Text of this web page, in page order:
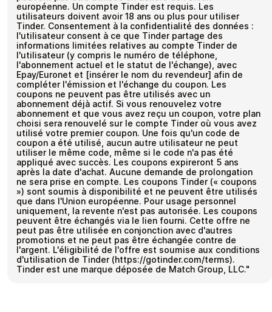
européenne. Un compte Tinder est requis. Les
utilisateurs doivent avoir 18 ans ou plus pour utiliser
Tinder. Consentement à la confidentialité des données :
l'utilisateur consent à ce que Tinder partage des
informations limitées relatives au compte Tinder de
l'utilisateur (y compris le numéro de téléphone,
l'abonnement actuel et le statut de l'échange), avec
Epay/Euronet et [insérer le nom du revendeur] afin de
compléter l'émission et l'échange du coupon. Les
coupons ne peuvent pas être utilisés avec un
abonnement déjà actif. Si vous renouvelez votre
abonnement et que vous avez reçu un coupon, votre plan
choisi sera renouvelé sur le compte Tinder où vous avez
utilisé votre premier coupon. Une fois qu'un code de
coupon a été utilisé, aucun autre utilisateur ne peut
utiliser le même code, même si le code n'a pas été
appliqué avec succès. Les coupons expireront 5 ans
après la date d'achat. Aucune demande de prolongation
ne sera prise en compte. Les coupons Tinder (« coupons
») sont soumis à disponibilité et ne peuvent être utilisés
que dans l'Union européenne. Pour usage personnel
uniquement, la revente n'est pas autorisée. Les coupons
peuvent être échangés via le lien fourni. Cette offre ne
peut pas être utilisée en conjonction avec d'autres
promotions et ne peut pas être échangée contre de
l'argent. L'éligibilité de l'offre est soumise aux conditions
d'utilisation de Tinder (https://gotinder.com/terms).
Tinder est une marque déposée de Match Group, LLC."